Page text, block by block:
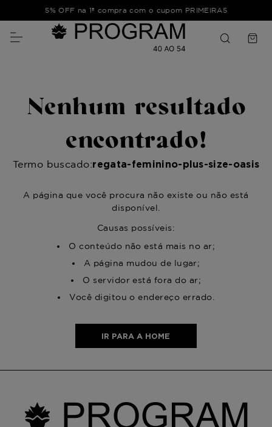
5% OFF na 1ª compra com o cupom PRIMEIRA5
Nenhum resultado
encontrado!
Termo buscado:regata-feminino-plus-size-oasis
A página que você procura não existe ou não está
disponível.
Causas possíveis:
O conteúdo não está mais no ar;
A página mudou de lugar;
O servidor está fora do ar;
Você digitou o endereço errado.
IR PARA A HOME